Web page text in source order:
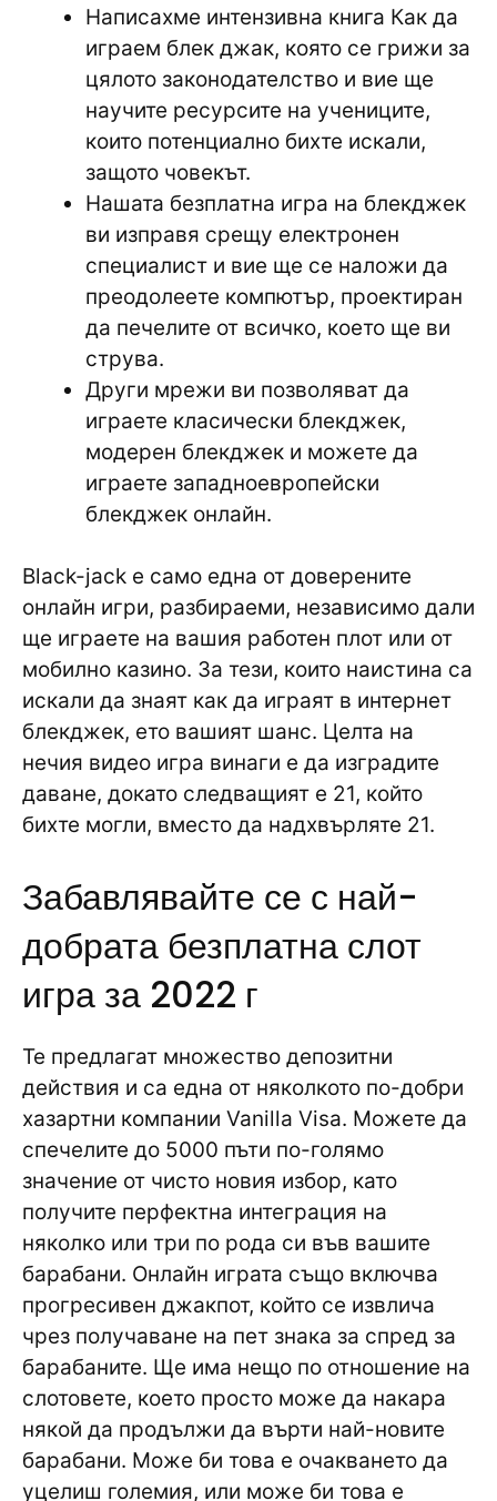
Написахме интензивна книга Как да
играем блек джак, която се грижи за
цялото законодателство и вие ще
научите ресурсите на учениците,
които потенциално бихте искали,
защото човекът.
Нашата безплатна игра на блекджек
ви изправя срещу електронен
специалист и вие ще се наложи да
преодолеете компютър, проектиран
да печелите от всичко, което ще ви
струва.
Други мрежи ви позволяват да
играете класически блекджек,
модерен блекджек и можете да
играете западноевропейски
блекджек онлайн.
Black-jack е само една от доверените
онлайн игри, разбираеми, независимо дали
ще играете на вашия работен плот или от
мобилно казино. За тези, които наистина са
искали да знаят как да играят в интернет
блекджек, ето вашият шанс. Целта на
нечия видео игра винаги е да изградите
даване, докато следващият е 21, който
бихте могли, вместо да надхвърляте 21.
Забавлявайте се с най-
добрата безплатна слот
игра за 2022 г
Те предлагат множество депозитни
действия и са една от няколкото по-добри
хазартни компании Vanilla Visa. Можете да
спечелите до 5000 пъти по-голямо
значение от чисто новия избор, като
получите перфектна интеграция на
няколко или три по рода си във вашите
барабани. Онлайн играта също включва
прогресивен джакпот, който се извлича
чрез получаване на пет знака за спред за
барабаните. Ще има нещо по отношение на
слотовете, което просто може да накара
някой да продължи да върти най-новите
барабани. Може би това е очакването да
уцелиш големия, или може би това е